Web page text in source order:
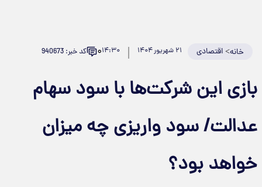
خانه>اقتصادی ۲۱ شهریور ۱۴۰۴ ۱۴:۳۰۰ کد خبر: 940673
بازی این شرکت‌ها با سود سهام
عدالت/ سود واریزی چه میزان
خواهد بود؟